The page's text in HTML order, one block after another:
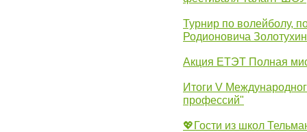
Турнир по волейболу,
Родионовича
Акция ЕТЭТ Полная
Итоги V
профессий"
💖Гости из школ